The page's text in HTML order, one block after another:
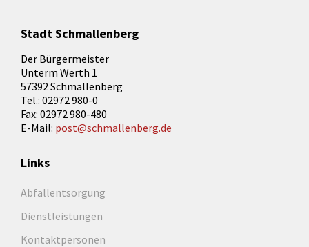
Stadt Schmallenberg
Der Bürgermeister
Unterm Werth 1
57392 Schmallenberg
Tel.: 02972 980-0
Fax: 02972 980-480
E-Mail: post@schmallenberg.de
Links
Abfallentsorgung
Dienstleistungen
Kontaktpersonen